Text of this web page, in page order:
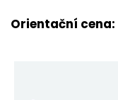
Orientační cena: